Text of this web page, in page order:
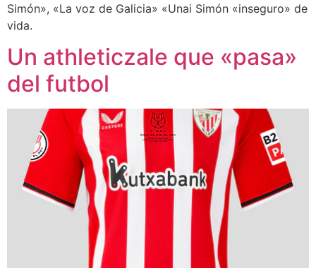
Simón», «La voz de Galicia» «Unai Simón «inseguro» de
vida.
Un athleticzale que «pasa»
del futbol